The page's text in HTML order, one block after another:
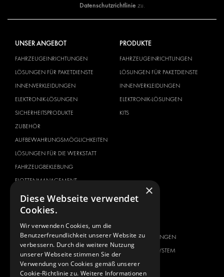
Datenschutzrichtlinie zu.
UNSER ANGEBOT
FAHRZEUGEINRICHTUNGEN
LÖSUNGEN FÜR PAKETDIENSTE
INNENVERKLEIDUNGEN
ELEKTRONIK-LÖSUNGEN
SICHERHEITSPRODUKTE
ZUBEHÖR
AUFBEWAHRUNGSMÖGLICHKEITEN
LÖSUNGEN FÜR DIE WERKSTATT
FAHRZEUGBEKLEBUNG
FLOTTENMANAGEMENT
SERVICE CENTER
PRODUKTE
FAHRZEUGEINRICHTUNGEN
LÖSUNGEN FÜR PAKETDIENSTE
INNENVERKLEIDUNGEN
ELEKTRONIK-LÖSUNGEN
KITS
FAHRZEUGHERSTELLER
CITROËN
DACIA
FIAT
KOMPLETTLÖSUNGEN
ÜBER MODUL-SYSTEM
DOWNLOADS
×
Diese Webseite verwendet
Cookies.
Wir verwenden Cookies, um die
Benutzerfreundlichkeit unserer Website zu
verbessern. Durch die weitere Nutzung
unserer Webseite stimmen Sie der
Verwendung von Cookies gemäß unserer
Cookie-Richtlinie zu. Weitere Informationen